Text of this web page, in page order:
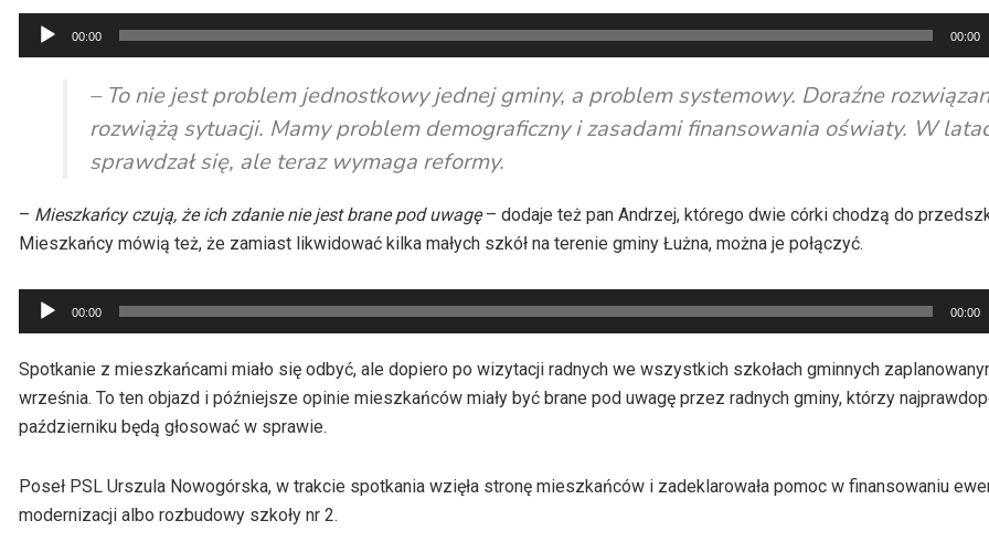
Odtwarzacz
plików
dźwiękowych
00:00 00:00
– To nie jest problem jednostkowy jednej gminy, a problem systemowy. Doraźne
rozwiążą sytuacji. Mamy problem demograficzny i zasadami finansowania oświaty. W
sprawdzał się, ale teraz wymaga reformy.
– Mieszkańcy czują, że ich zdanie nie jest brane poduwagę– dodaje też pan Andrzej, którego dwie córki chodzą do
Mieszkańcy mówią też, że zamiast likwidować kilka małych szkół na terenie gminy Łużna, można je połączyć.
Odtwarzacz
plików
dźwiękowych
00:00 00:00
Spotkanie z mieszkańcami miało się odbyć, ale dopiero po wizytacji radnych we wszystkich szkołach gminnych
września. To ten objazd i późniejsze opinie mieszkańców miały być brane pod uwagę przez radnych gminy, którzy
październiku będą głosować w sprawie.
Poseł PSL Urszula Nowogórska, w trakcie spotkania wzięła stronę mieszkańców i zadeklarowała pomoc w finansowaniu
modernizacji albo rozbudowy szkoły nr 2.